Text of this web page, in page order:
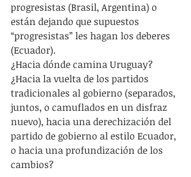
progresistas (Brasil, Argentina) o
están dejando que supuestos
“progresistas” les hagan los deberes
(Ecuador).
¿Hacia dónde camina Uruguay?
¿Hacia la vuelta de los partidos
tradicionales al gobierno (separados,
juntos, o camuflados en un disfraz
nuevo), hacia una derechización del
partido de gobierno al estilo Ecuador,
o hacia una profundización de los
cambios?